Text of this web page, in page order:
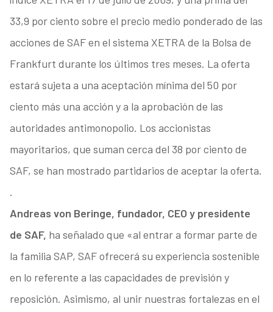
33,9 por ciento sobre el precio medio ponderado de las
acciones de SAF en el sistema XETRA de la Bolsa de
Frankfurt durante los últimos tres meses. La oferta
estará sujeta a una aceptación mínima del 50 por
ciento más una acción y a la aprobación de las
autoridades antimonopolio. Los accionistas
mayoritarios, que suman cerca del 38 por ciento de
SAF, se han mostrado partidarios de aceptar la oferta.
.
Andreas von Beringe, fundador, CEO y presidente
de SAF, ha señalado que «al entrar a formar parte de
la familia SAP, SAF ofrecerá su experiencia sostenible
en lo referente a las capacidades de previsión y
reposición. Asimismo, al unir nuestras fortalezas en el